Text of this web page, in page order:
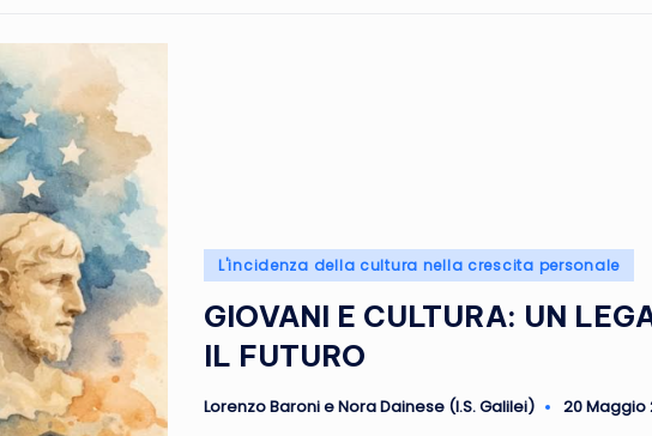
Posted
L'incidenza della cultura nella crescita personale
GIOVANI E CULTURA: UN
IL FUTURO
Posted
Lorenzo Baroni e Nora Dainese (I.S. Galilei) 20 Maggio